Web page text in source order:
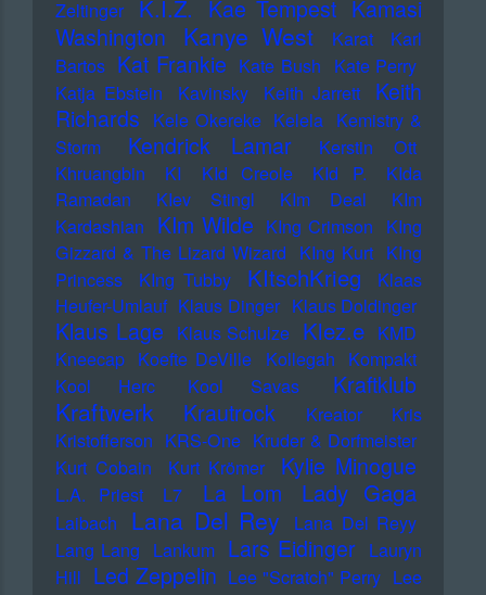
Zeltinger
K.I.Z. Kae Tempest Kamasi
Washington
Kanye West Karat
Karl
Bartos Kat Frankie Kate Bush Kate Perry
Katja Ebstein
Kavinsky Keith Jarrett
Keith
Richards Kele Okereke Kelela Kemistry &
Storm
Kendrick Lamar
Kerstin Ott
Khruangbin
KI KId Creole KId P.
KIda
Ramadan
KIev Stingl KIm Deal
KIm
Kardashian KIm Wilde KIng Crimson KIng
Gizzard & The Lizard Wizard KIng Kurt KIng
Princess
KIng Tubby KItschKrieg
Klaas
Heufer-Umlauf Klaus Dinger Klaus Doldinger
Klaus Lage Klaus Schulze Klez.e KMD
Kneecap Koefte DeVille Kollegah Kompakt
Kool Herc
Kool Savas Kraftklub
Kraftwerk Krautrock Kreator
Kris
Kristofferson KRS-One Kruder & Dorfmeister
Kurt Cobain
Kurt Krömer Kylie Minogue
L.A. Priest L7 La Lom Lady Gaga
Laibach Lana Del Rey
Lana Del Reyy
Lang Lang Lankum Lars Eidinger Lauryn
Hill Led Zeppelin Lee "Scratch" Perry Lee